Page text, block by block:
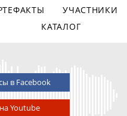
УЧАСТНИКИ
КАТАЛОГ
в Facebook
Youtube